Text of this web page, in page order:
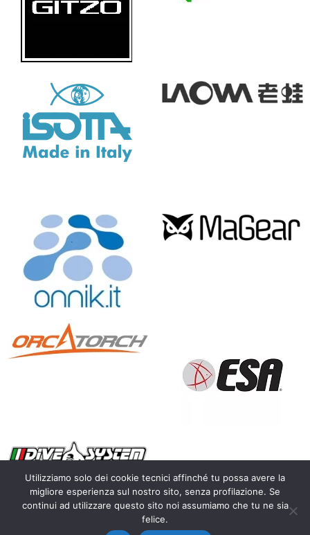
Copyright 2010 – 2026 Calosoma.it – fotografia naturalistica
wildlife photography – P.IVA IT03450300128 |
Utilizziamo solo dei cookie tecnici affinché tu possa avere la
migliore esperienza sul nostro sito, senza profilazione. Se
continui ad utilizzare questo sito noi assumiamo che tu ne sia
felice.